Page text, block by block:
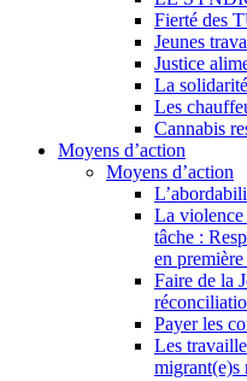
Fierté des
Jeunes
Justice
La
Les
Cannabis
Moyens d’action
Moyens d’action
La violence
tâche :
en
Faire de la
Payer les
Les
migrant(e)s